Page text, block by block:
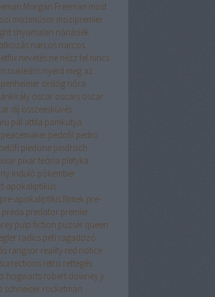
Morgan Freeman most
moziműsor mozipremier
shyamalan nánásiék
narcos narcos
nevetés ne nézz fel nincs
nukleáris nyerd meg az
ördög nóra
oscar oscars oscar
díj összeesküvés
pál attila pamkutya
peacemaker pedofil pedro
piedone pindroch
pixar teória pletyka
induló pókember
apokaliptikus
pre-apokaliptikis filmek pre-
préda predator premier
pulp fiction puzsér queen
radics peti ragadozó
rangsor reality red notice
retro rettegés
hogwarts robert downey jr
schneider rocketman